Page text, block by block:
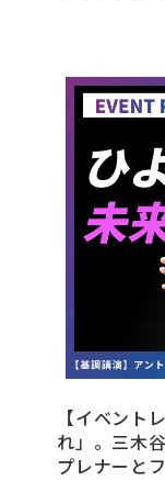
【イベント
れ」。三木
プレナーと